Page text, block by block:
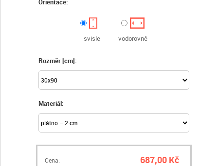
Orientace:
svisle vodorovně
Rozměr [cm]:
Materiál:
Cena: 687,00 Kč